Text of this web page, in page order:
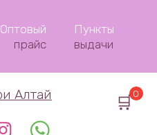
Оптовый
прайс
Пункты
выдачи
0